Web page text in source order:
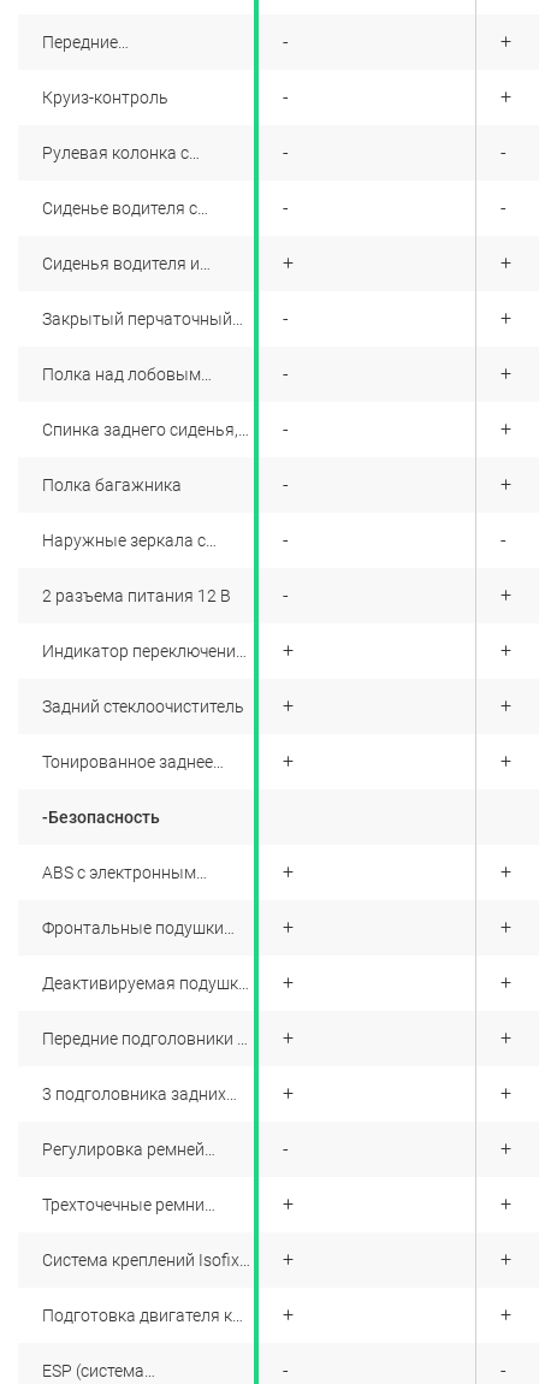
Передние
Круиз-контроль
Рулевая колонка с
Сиденье водителя с
Сиденья водителя и
направлениях
Закрытый перчаточный
Полка над лобовым
Спинка заднего сиденья,
Полка багажника
Наружные зеркала с
2 разъема питания 12 В
Индикатор переключения
Задний стеклоочиститель
Тонированное заднее
-Безопасность
ABS с электронным
режимом экстренного
Фронтальные подушки
Деактивируемая подушка
Передние подголовники с
3 подголовника задних
Регулировка ремней
Трехточечные ремни
Система креплений Isofix
Подготовка двигателя к
ESP (система
+
+
+
+
+
+
+
+
+
+
+
+
+
+
+
+
+
+
+
+
+
+
+
+
-
-
-
-
+
-
-
-
-
-
-
+
+
+
+
+
+
+
+
-
+
+
+
-
+
+
-
-
+
+
+
+
+
-
+
+
+
+
+
+
+
+
+
+
+
+
+
-